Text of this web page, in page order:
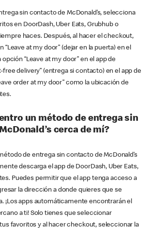
sin contacto de McDonald’s, selecciona
en DoorDash, Uber Eats, Grubhub o
haces. Después, al hacer el checkout,
“Leave at my door” (dejar en la puerta) en el
opción “Leave at my door” en el app de
free delivery” (entrega si contacto) en el app de
order at my door” como la ubicación de
un método de entrega sin
cerca de mí?
de entrega sin contacto de McDonald’s
descarga el app de DoorDash, Uber Eats,
Puedes permitir que el app tenga acceso a
la dirección a donde quieres que se
¡Los apps automáticamente encontrarán el
a ti! Solo tienes que seleccionar
tus favoritos y al hacer checkout, seleccionar la